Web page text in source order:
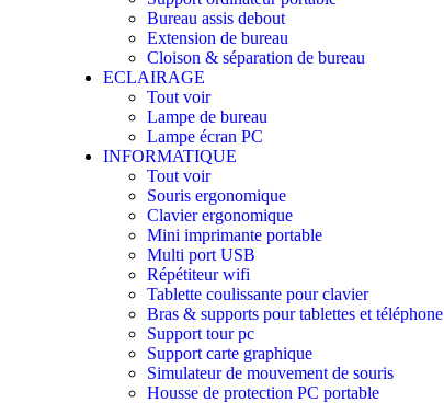
Bureau assis debout
Extension de bureau
Cloison & séparation de bureau
ECLAIRAGE
Tout voir
Lampe de bureau
Lampe écran PC
INFORMATIQUE
Tout voir
Souris ergonomique
Clavier ergonomique
Mini imprimante portable​
Multi port USB
Répétiteur wifi
Tablette coulissante pour clavier
Bras & supports pour tablettes et téléphone
Support tour pc
Support carte graphique
Simulateur de mouvement de souris
Housse de protection PC portable